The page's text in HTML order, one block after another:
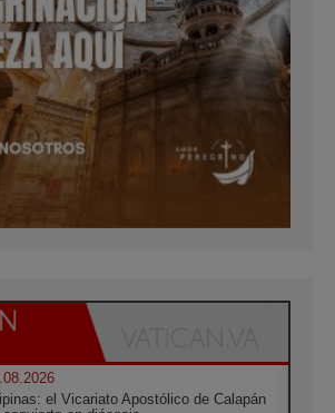
el Vicariato Apostólico de Calapán